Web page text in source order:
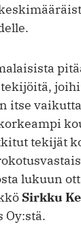
itse
tekijät
lukuun
Sirkku
Oy:stä.